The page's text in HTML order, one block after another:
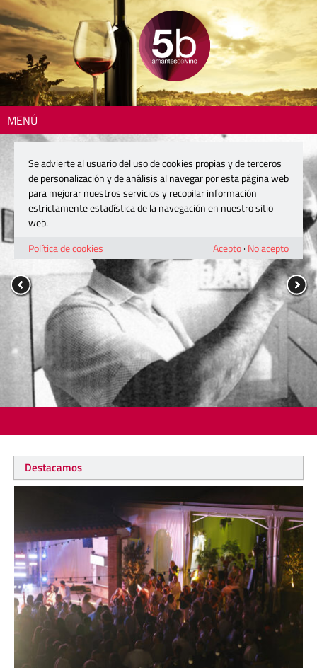
MENÚ
Destacamos
Se advierte al usuario del uso de cookies propias y de terceros
de personalización y de análisis al navegar por esta página web
para mejorar nuestros servicios y recopilar información
estrictamente estadística de la navegación en nuestro sitio
web.
Política de cookies
Acepto· No acepto